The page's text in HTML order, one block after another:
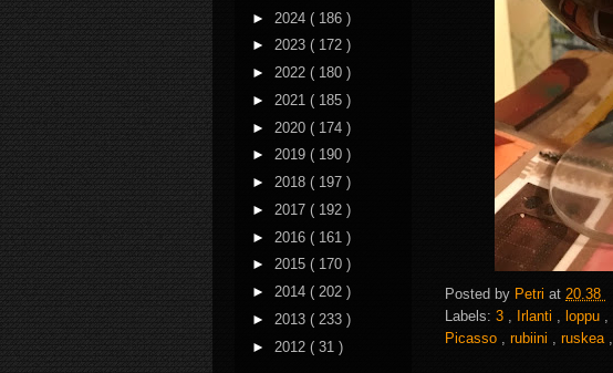
Posted by Petri at 20.38
Labels: 3 , Irlanti , loppu ,
Picasso , rubiini , ruskea ,
► 2024 ( 186 )
► 2023 ( 172 )
► 2022 ( 180 )
► 2021 ( 185 )
► 2020 ( 174 )
► 2019 ( 190 )
► 2018 ( 197 )
► 2017 ( 192 )
► 2016 ( 161 )
► 2015 ( 170 )
► 2014 ( 202 )
► 2013 ( 233 )
► 2012 ( 31 )